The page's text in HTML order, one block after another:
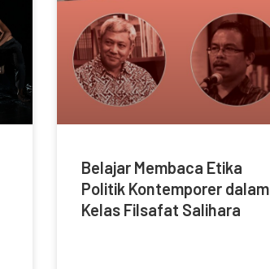
Belajar Membaca Etika
Politik Kontemporer dalam
Kelas Filsafat Salihara